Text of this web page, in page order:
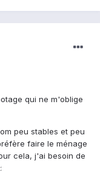
qui ne m'oblige
peu stables et peu
faire le ménage
cela, j'ai besoin de